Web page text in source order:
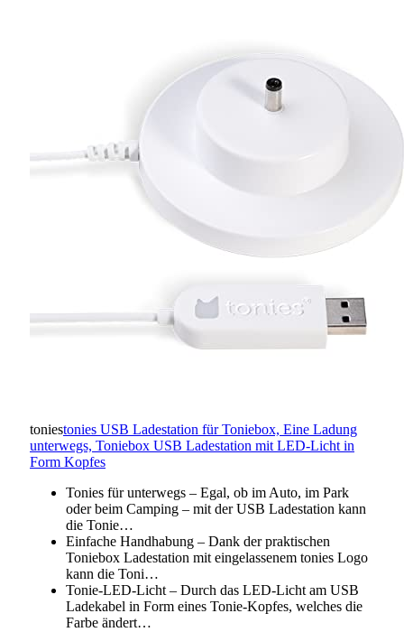
toniestonies USB Ladestation für Toniebox, Eine Ladung
unterwegs, Toniebox USB Ladestation mit LED-Licht in
Form Kopfes
Tonies für unterwegs – Egal, ob im Auto, im Park
oder beim Camping – mit der USB Ladestation kann
die Tonie…
Einfache Handhabung – Dank der praktischen
Toniebox Ladestation mit eingelassenem tonies Logo
kann die Toni…
Tonie-LED-Licht – Durch das LED-Licht am USB
Ladekabel in Form eines Tonie-Kopfes, welches die
Farbe ändert…